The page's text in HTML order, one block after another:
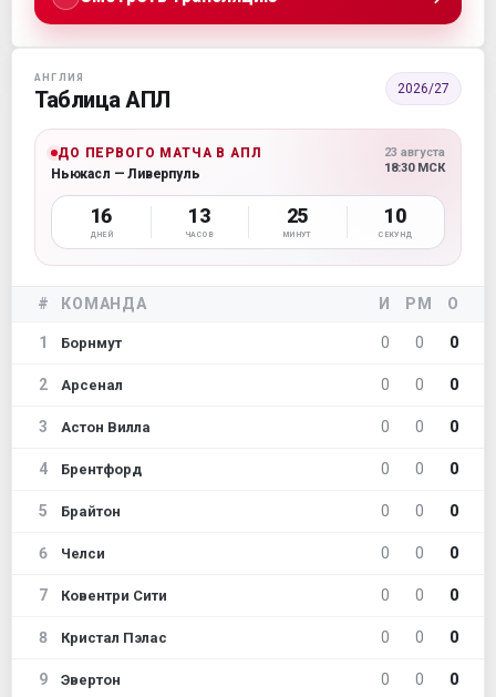
АНГЛИЯ
Таблица АПЛ 2026/27
ДО ПЕРВОГО МАТЧА В АПЛ
Ньюкасл — Ливерпуль
23 августа
18:30 МСК
16
ДНЕЙ
13
ЧАСОВ
25
МИНУТ
09
СЕКУНД
# КОМАНДА И РМ О
1 Борнмут 0 0 0
2 Арсенал 0 0 0
3 Астон Вилла 0 0 0
4 Брентфорд 0 0 0
5 Брайтон 0 0 0
6 Челси 0 0 0
7 Ковентри Сити 0 0 0
8 Кристал Пэлас 0 0 0
9 Эвертон 0 0 0